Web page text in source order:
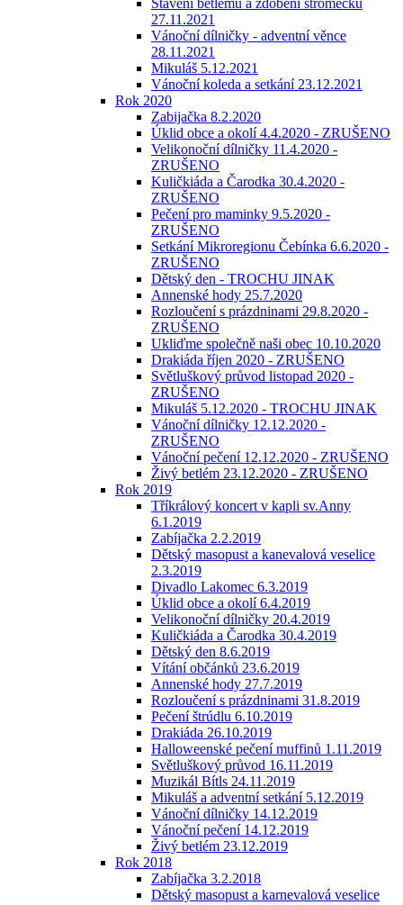
Stavění betlému a zdobení stromečku
27.11.2021
Vánoční dílničky - adventní věnce
28.11.2021
Mikuláš 5.12.2021
Vánoční koleda a setkání 23.12.2021
Rok 2020
Zabijačka 8.2.2020
Úklid obce a okolí 4.4.2020 - ZRUŠENO
Velikonoční dílničky 11.4.2020 -
ZRUŠENO
Kuličkiáda a Čarodka 30.4.2020 -
ZRUŠENO
Pečení pro maminky 9.5.2020 -
ZRUŠENO
Setkání Mikroregionu Čebínka 6.6.2020 -
ZRUŠENO
Dětský den - TROCHU JINAK
Annenské hody 25.7.2020
Rozloučení s prázdninami 29.8.2020 -
ZRUŠENO
Ukliďme společně naši obec 10.10.2020
Drakiáda říjen 2020 - ZRUŠENO
Světluškový průvod listopad 2020 -
ZRUŠENO
Mikuláš 5.12.2020 - TROCHU JINAK
Vánoční dílničky 12.12.2020 -
ZRUŠENO
Vánoční pečení 12.12.2020 - ZRUŠENO
Živý betlém 23.12.2020 - ZRUŠENO
Rok 2019
Tříkrálový koncert v kapli sv.Anny
6.1.2019
Zabíjačka 2.2.2019
Dětský masopust a kanevalová veselice
2.3.2019
Divadlo Lakomec 6.3.2019
Úklid obce a okolí 6.4.2019
Velikonoční dílničky 20.4.2019
Kuličkiáda a Čarodka 30.4.2019
Dětský den 8.6.2019
Vítání občánků 23.6.2019
Annenské hody 27.7.2019
Rozloučení s prázdninami 31.8.2019
Pečení štrúdlu 6.10.2019
Drakiáda 26.10.2019
Halloweenské pečení muffinů 1.11.2019
Světluškový průvod 16.11.2019
Muzikál Bítls 24.11.2019
Mikuláš a adventní setkání 5.12.2019
Vánoční dílničky 14.12.2019
Vánoční pečení 14.12.2019
Živý betlém 23.12.2019
Rok 2018
Zabíjačka 3.2.2018
Dětský masopust a karnevalová veselice